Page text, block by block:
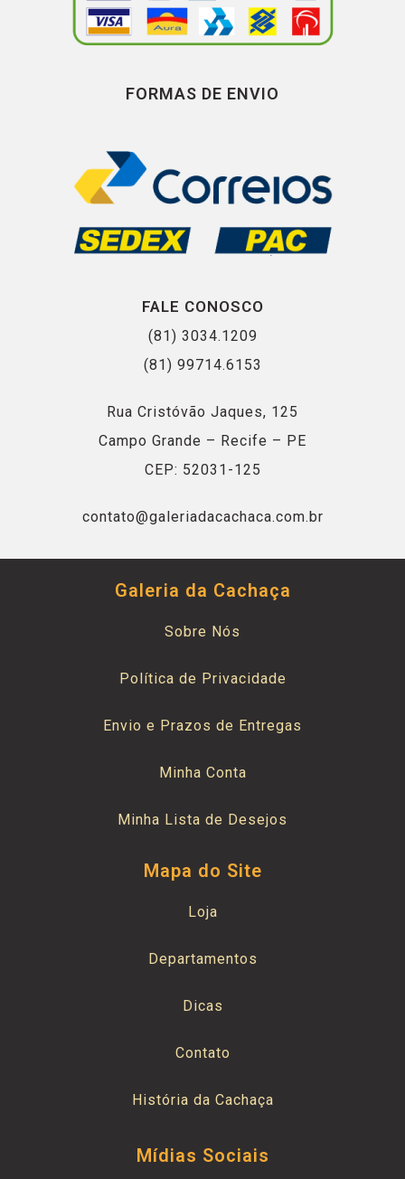
FORMAS DE ENVIO
FALE CONOSCO
(81) 3034.1209
(81) 99714.6153
Rua Cristóvão Jaques, 125
Campo Grande – Recife – PE
CEP: 52031-125
contato@galeriadacachaca.com.br
Galeria da Cachaça
Sobre Nós
Política de Privacidade
Envio e Prazos de Entregas
Minha Conta
Minha Lista de Desejos
Mapa do Site
Loja
Departamentos
Dicas
Contato
História da Cachaça
Mídias Sociais